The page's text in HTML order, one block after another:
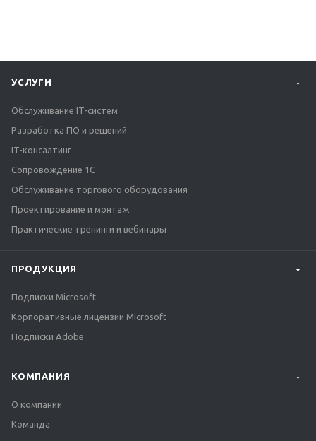
УСЛУГИ
Обслуживание IT-систем
Разработка ПО и решений
IT-консалтинг
Сопровождение 1С
Обслуживание торгового оборудования
Проектирование и монтаж
Практические тренинги и вебинары
ПРОДУКЦИЯ
Подписки Microsoft
Корпоративные лицензии Microsoft
Подписки Adobe
КОМПАНИЯ
О компании
Команда